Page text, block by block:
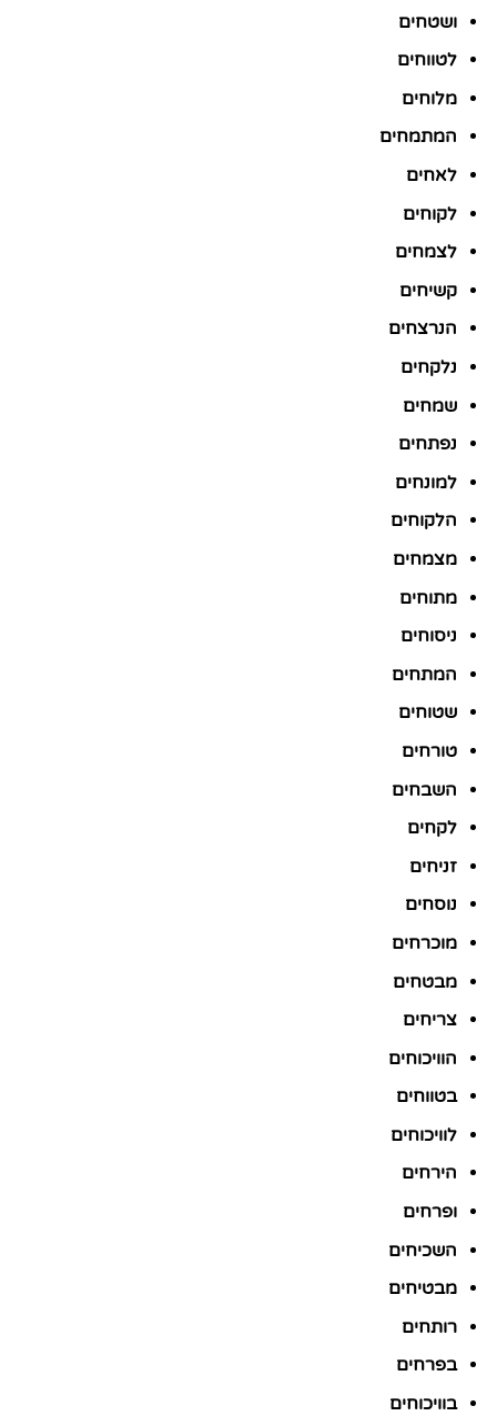
ושטחים
לטווחים
מלוחים
המתמחים
לאחים
לקוחים
לצמחים
קשיחים
הנרצחים
נלקחים
שמחים
נפתחים
למונחים
הלקוחים
מצמחים
מתוחים
ניסוחים
המתחים
שטוחים
טורחים
השבחים
לקחים
זניחים
נוסחים
מוכרחים
מבטחים
צריחים
הוויכוחים
בטווחים
לוויכוחים
הירחים
ופרחים
השכיחים
מבטיחים
רותחים
בפרחים
בוויכוחים